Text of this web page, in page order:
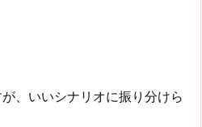
、いいシナリオに振り分けら